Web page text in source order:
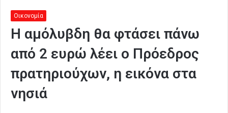
Οικονομία
Η αμόλυβδη θα φτάσει πάνω
από 2 ευρώ λέει ο Πρόεδρος
πρατηριούχων, η εικόνα στα
νησιά